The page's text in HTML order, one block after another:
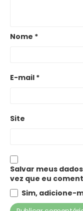
Nome *
E-mail *
Site
Salvar meus
vez que eu
Sim, adicione-